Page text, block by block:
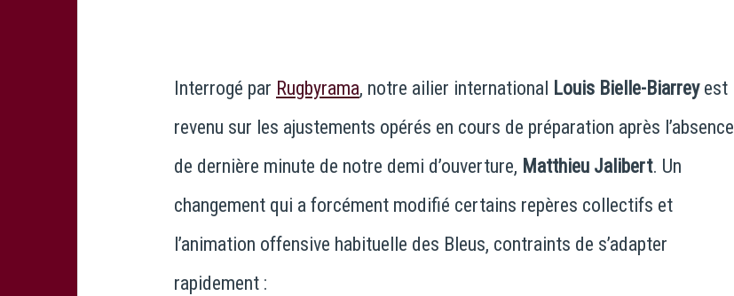
Interrogé par Rugbyrama, notre ailier international Louis Bielle-Biarreyest
revenu sur les ajustements opérés en cours de préparation après l’absence
de dernière minute de notre demi d’ouverture, Matthieu Jalibert. Un
changement qui a forcément modifié certains repères collectifs et
l’animation offensive habituelle des Bleus, contraints de s’adapter
rapidement :